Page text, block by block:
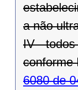
a não
IV - todos
conforme
6080 de